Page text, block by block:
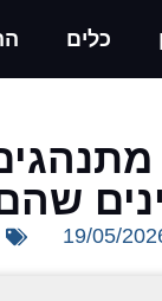
כלים
19/05/